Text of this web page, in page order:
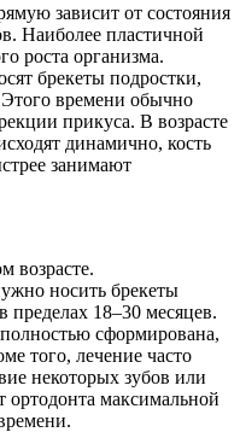
зависит от состояния
Наиболее пластичной
роста организма.
брекеты подростки,
Этого времени обычно
прикуса. В возрасте
динамично, кость
занимают
возрасте.
носить брекеты
пределах 18–30 месяцев.
сформирована,
того, лечение часто
некоторых зубов или
ортодонта максимальной